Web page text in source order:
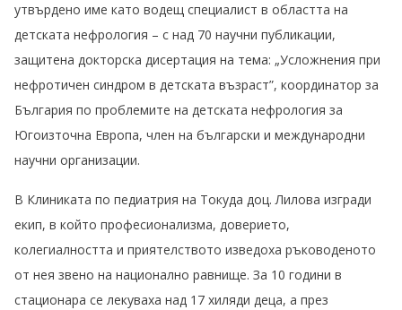
утвърдено име като водещ специалист в областта на
детската нефрология – с над 70 научни публикации,
защитена докторска дисертация на тема: „Усложнения при
нефротичен синдром в детската възраст”, координатор за
България по проблемите на детската нефрология за
Югоизточна Европа, член на български и международни
научни организации.
В Клиниката по педиатрия на Токуда доц. Лилова изгради
екип, в който професионализма, доверието,
колегиалността и приятелството изведоха ръководеното
от нея звено на национално равнище. За 10 години в
стационара се лекуваха над 17 хиляди деца, а през